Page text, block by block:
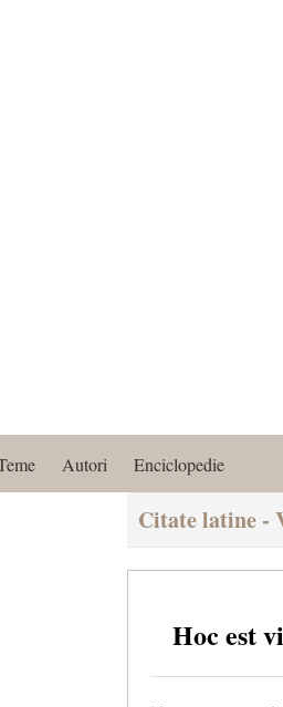
Autori Enciclopedie
Citate latine -
Hoc est